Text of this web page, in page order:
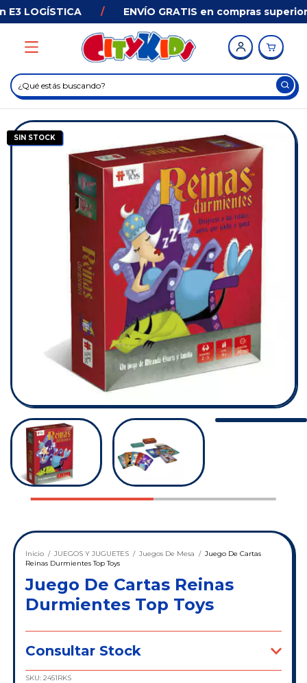
LOGÍSTICA ENVÍO GRATIS en compras
SIN STOCK
Inicio / JUEGOS Y JUGUETES / Juegos De Mesa / Juego De Cartas
Reinas Durmientes Top Toys
Juego De Cartas Reinas
Durmientes Top Toys
Consultar Stock
SKU: 2451RKS